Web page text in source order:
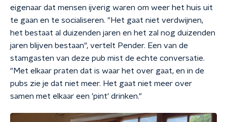
eigenaar dat mensen ijverig waren om weer het huis uit
te gaan en te socialiseren. "Het gaat niet verdwijnen,
het bestaat al duizenden jaren en het zal nog duizenden
jaren blijven bestaan", vertelt Pender. Een van de
stamgasten van deze pub mist de echte conversatie.
"Met elkaar praten dat is waar het over gaat, en in de
pubs zie je dat niet meer. Het gaat niet meer over
samen met elkaar een 'pint' drinken."